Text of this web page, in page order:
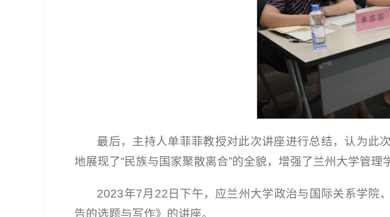
最后，主持人单菲菲教授对此次讲座进行总结，认为此
地展现了“民族与国家聚散离合”的全貌，增强了兰州大学管理
2023年7月22日下午，应兰州大学政治与国际关系学院
告的选题与写作》的讲座。